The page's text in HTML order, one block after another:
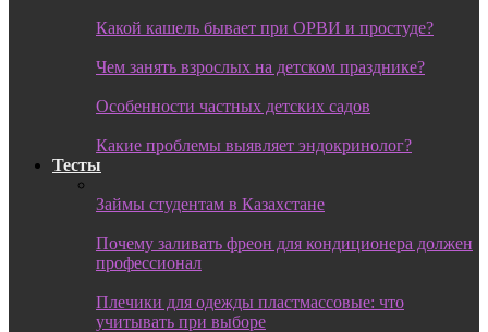
Какой кашель бывает при ОРВИ и простуде?
Чем занять взрослых на детском празднике?
Особенности частных детских садов
Какие проблемы выявляет эндокринолог?
Тесты
Займы студентам в Казахстане
Почему заливать фреон для кондиционера должен
профессионал
Плечики для одежды пластмассовые: что
учитывать при выборе